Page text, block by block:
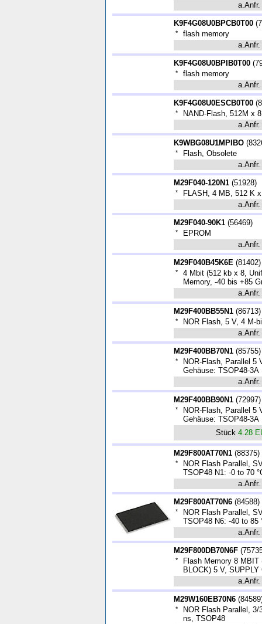
a.Anfr.
K9F4G08U0BPCB0T00 (
*
flash memory
a.Anfr.
K9F4G08U0BPIB0T00 (
*
flash memory
a.Anfr.
K9F4G08U0ESCB0T00 (
*
NAND-Flash, 512M x
a.Anfr.
K9WBG08U1MPIBO (
*
Flash, Obsolete
a.Anfr.
M29F040-120N1 (51928)
*
FLASH, 4 MB, 512 K
a.Anfr.
M29F040-90K1 (56469)
*
EPROM
a.Anfr.
M29F040B45K6E (81402)
*
4 Mbit (512 kb x 8,
Memory, -40 bis +85
a.Anfr.
M29F400BB55N1 (86713)
*
NOR Flash, 5 V, 4 M-
a.Anfr.
M29F400BB70N1 (85755)
*
NOR-Flash, Parallel 5
Gehäuse: TSOP48-3A
a.Anfr.
M29F400BB90N1 (72997)
*
NOR-Flash, Parallel 5
Gehäuse: TSOP48-3A
Stück 4.28
M29F800AT70N1 (88375)
*
NOR Flash Parallel,
TSOP48 N1: -0 to 70
a.Anfr.
M29F800AT70N6 (84588)
*
NOR Flash Parallel,
TSOP48 N6: -40 to 85
a.Anfr.
M29F800DB70N6F (
*
Flash Memory 8
BLOCK) 5 V,
a.Anfr.
M29W160EB70N6 (84589
*
NOR Flash Parallel,
ns, TSOP48